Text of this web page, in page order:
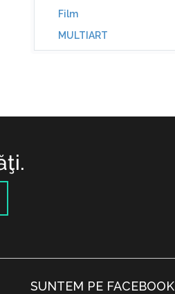
Film
MULTIART
SUNTEM PE FACEBOOK